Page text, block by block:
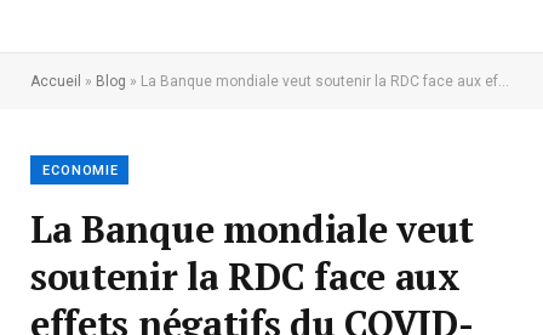
Accueil » Blog » La Banque mondiale veut soutenir la RDC face aux effets négatifs du COVID-19 sur les plans socio-économiques
ECONOMIE
La Banque mondiale veut
soutenir la RDC face aux
effets négatifs du COVID-